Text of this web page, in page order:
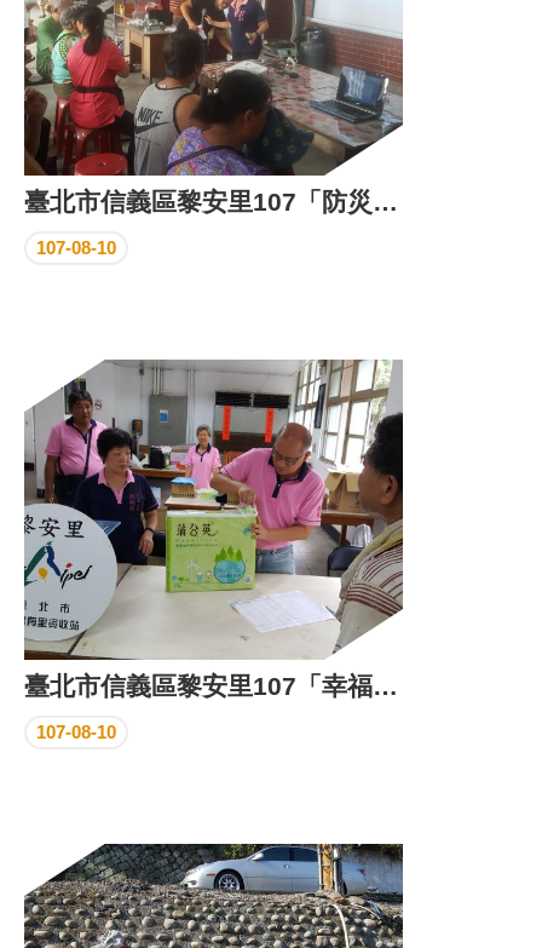
索
系
統
文
局
文
化
產
里
說
臺
北
市
鄰
長
名
冊
臺北市信義區黎安里107「防災教育暨踏勘」活動
107-08-10
臺北市信義區黎安里107「幸福有里資源回收」活動
107-08-10